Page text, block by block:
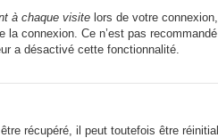
à chaque visite lors de votre
connexion. Ce n’est pas
a désactivé cette fonctionnalité.
récupéré, il peut toutefois être